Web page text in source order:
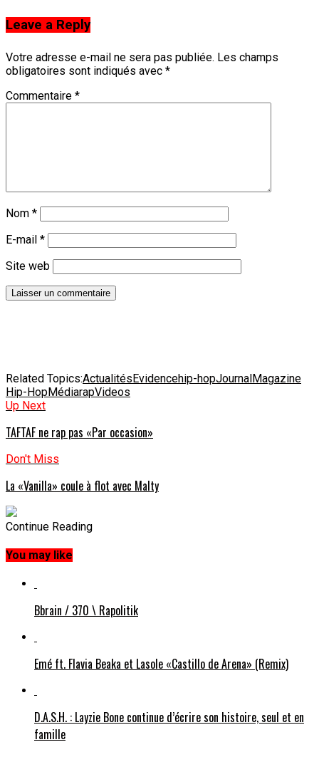
Leave a Reply
Votre adresse e-mail ne sera pas publiée. Les champs
obligatoires sont indiqués avec *
Commentaire *
Nom *
E-mail *
Site web
Related Topics:ActualitésEvidencehip-hopJournalMagazine
Hip-HopMédiarapVideos
Up Next
TAFTAF ne rap pas «Par occasion»
Don't Miss
La «Vanilla» coule à flot avec Malty
Continue Reading
You may like
Bbrain / 370 \ Rapolitik
Emé ft. Flavia Beaka et Lasole «Castillo de Arena» (Remix)
D.A.S.H. : Layzie Bone continue d’écrire son histoire, seul et en
famille